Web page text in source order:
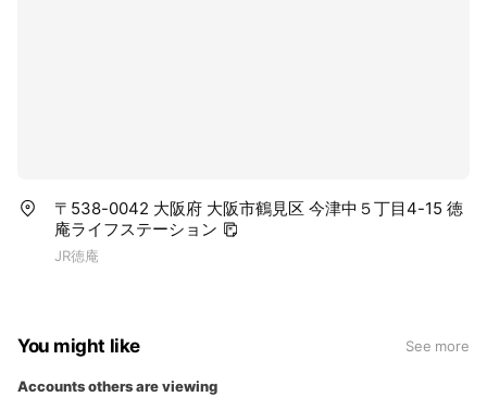
〒538-0042 大阪府 大阪市鶴見区 今津中５丁目4-15 徳
庵ライフステーション
JR徳庵
You might like See more
Accounts others are viewing